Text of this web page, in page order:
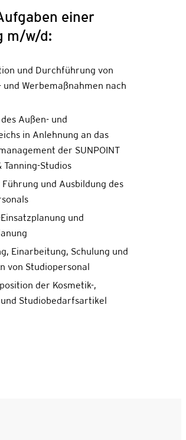
einer
m/w/d:
und Durchführung von
und Werbemaßnahmen nach
Außen- und
in Anlehnung an das
der SUNPOINT
Tanning-Studios
Führung und Ausbildung des
und
Einarbeitung, Schulung und
von Studiopersonal
der Kosmetik-,
Studiobedarfsartikel